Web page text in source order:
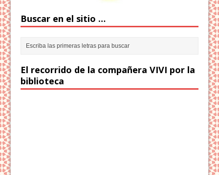
Buscar en el sitio …
El recorrido de la compañera VIVI por la
biblioteca